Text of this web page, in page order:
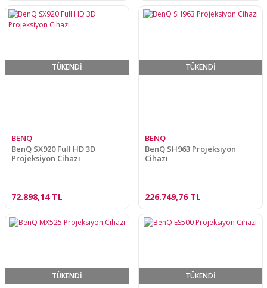
TÜKENDİ
BENQ
BenQ SX920 Full HD 3D
Projeksiyon Cihazı
72.898,14 TL
TÜKENDİ
BENQ
BenQ SH963 Projeksiyon
Cihazı
226.749,76 TL
TÜKENDİ TÜKENDİ